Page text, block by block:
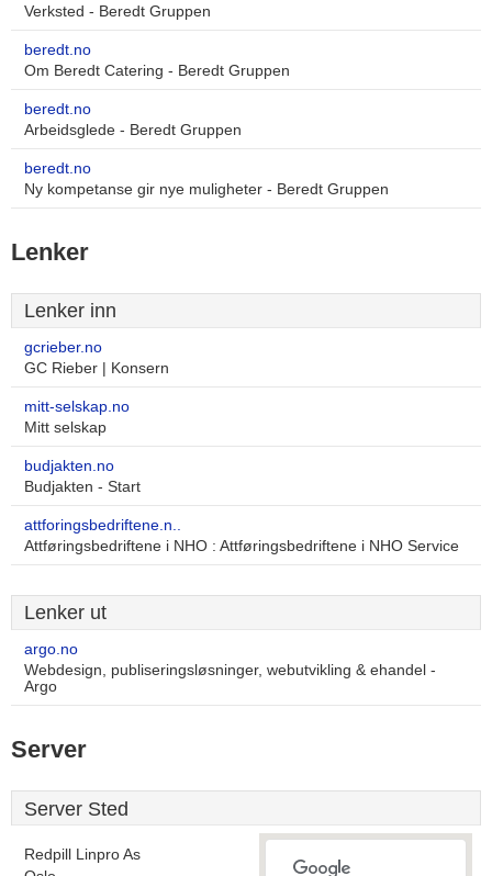
Verksted - Beredt Gruppen
beredt.no
Om Beredt Catering - Beredt Gruppen
beredt.no
Arbeidsglede - Beredt Gruppen
beredt.no
Ny kompetanse gir nye muligheter - Beredt Gruppen
Lenker
Lenker inn
gcrieber.no
GC Rieber | Konsern
mitt-selskap.no
Mitt selskap
budjakten.no
Budjakten - Start
attforingsbedriftene.n..
Attføringsbedriftene i NHO : Attføringsbedriftene i NHO Service
Lenker ut
argo.no
Webdesign, publiseringsløsninger, webutvikling & ehandel -
Argo
Server
Server Sted
Redpill Linpro As